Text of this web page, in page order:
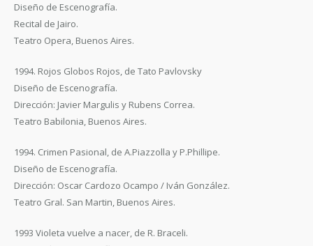
Diseño de Escenografía.
Recital de Jairo.
Teatro Opera, Buenos Aires.
1994. Rojos Globos Rojos, de Tato Pavlovsky
Diseño de Escenografía.
Dirección: Javier Margulis y Rubens Correa.
Teatro Babilonia, Buenos Aires.
1994. Crimen Pasional, de A.Piazzolla y P.Phillipe.
Diseño de Escenografía.
Dirección: Oscar Cardozo Ocampo / Iván González.
Teatro Gral. San Martin, Buenos Aires.
1993 Violeta vuelve a nacer, de R. Braceli.